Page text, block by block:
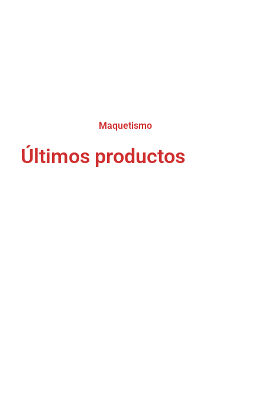
Maquetismo
Últimos productos